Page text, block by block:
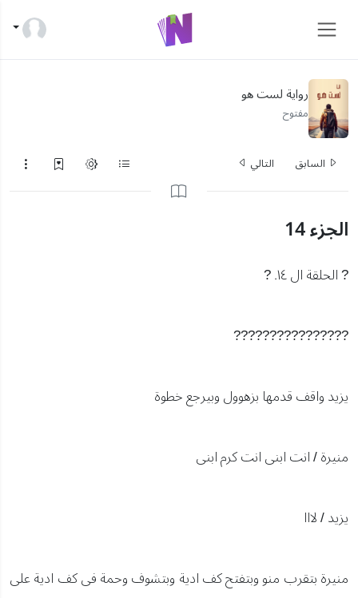
رواية لست هو
مفتوح
السابق التالي
الجزء 14
? الحلقة ال ١٤. ?
????????????????
يزيد واقف قدمها بزهوول وبيرجع خطوة
منيرة / انت ابنى انت كرم ابنى
يزيد / لااا
منيرة بتقرب منو وبتفتح كف ادية وبتشوف وحمة فى كف ادية على